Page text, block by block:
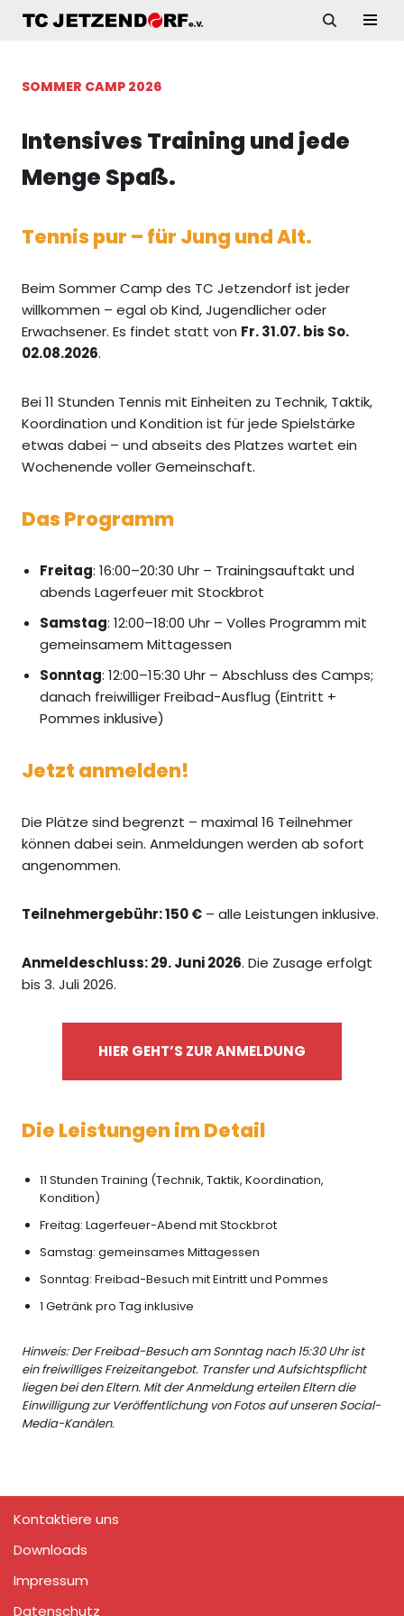
springen
SOMMER CAMP 2026
Intensives Training und jede
Menge Spaß.
Tennis pur – für Jung und Alt.
Beim Sommer Camp des TC Jetzendorf ist jeder
willkommen – egal ob Kind, Jugendlicher oder
Erwachsener. Es findet statt von Fr. 31.07. bis So.
02.08.2026.
Bei 11 Stunden Tennis mit Einheiten zu Technik, Taktik,
Koordination und Kondition ist für jede Spielstärke
etwas dabei – und abseits des Platzes wartet ein
Wochenende voller Gemeinschaft.
Das Programm
Freitag: 16:00–20:30 Uhr – Trainingsauftakt und
abends Lagerfeuer mit Stockbrot
Samstag: 12:00–18:00 Uhr – Volles Programm mit
gemeinsamem Mittagessen
Sonntag: 12:00–15:30 Uhr – Abschluss des Camps;
danach freiwilliger Freibad-Ausflug (Eintritt +
Pommes inklusive)
Jetzt anmelden!
Die Plätze sind begrenzt – maximal 16 Teilnehmer
können dabei sein. Anmeldungen werden ab sofort
angenommen.
Teilnehmergebühr: 150 € – alle Leistungen inklusive.
Anmeldeschluss: 29. Juni 2026. Die Zusage erfolgt
bis 3. Juli 2026.
HIER GEHT’S ZUR ANMELDUNG
Die Leistungen im Detail
11 Stunden Training (Technik, Taktik, Koordination,
Kondition)
Freitag: Lagerfeuer-Abend mit Stockbrot
Samstag: gemeinsames Mittagessen
Sonntag: Freibad-Besuch mit Eintritt und Pommes
1 Getränk pro Tag inklusive
Hinweis: Der Freibad-Besuch am Sonntag nach 15:30 Uhr ist
ein freiwilliges Freizeitangebot. Transfer und Aufsichtspflicht
liegen bei den Eltern. Mit der Anmeldung erteilen Eltern die
Einwilligung zur Veröffentlichung von Fotos auf unseren Social-
Media-Kanälen.
Kontaktiere uns
Downloads
Impressum
Datenschutz